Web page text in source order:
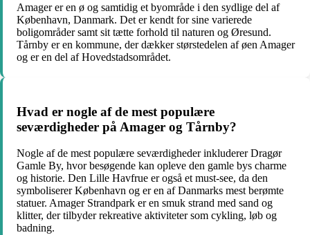
Amager er en ø og samtidig et byområde i den sydlige del af
København, Danmark. Det er kendt for sine varierede
boligområder samt sit tætte forhold til naturen og Øresund.
Tårnby er en kommune, der dækker størstedelen af øen Amager
og er en del af Hovedstadsområdet.
Hvad er nogle af de mest populære
seværdigheder på Amager og Tårnby?
Nogle af de mest populære seværdigheder inkluderer Dragør
Gamle By, hvor besøgende kan opleve den gamle bys charme
og historie. Den Lille Havfrue er også et must-see, da den
symboliserer København og er en af Danmarks mest berømte
statuer. Amager Strandpark er en smuk strand med sand og
klitter, der tilbyder rekreative aktiviteter som cykling, løb og
badning.